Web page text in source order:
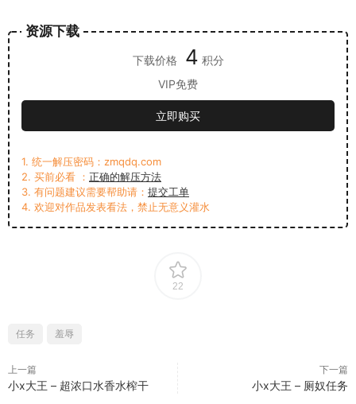
资源下载
下载价格 4 积分
VIP免费
立即购买
1. 统一解压密码：zmqdq.com
2. 买前必看 ： 正确的解压方法
3. 有问题建议需要帮助请： 提交工单
4. 欢迎对作品发表看法，禁止无意义灌水
22
任务 羞辱
上一篇
小x大王 – 超浓口水香水榨干
下一篇
小x大王 – 厕奴任务